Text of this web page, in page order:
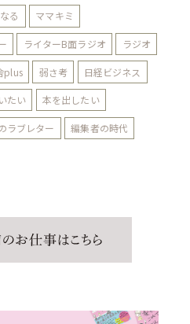
る ママキミ
ライターB面ラジオ ラジオ
plus 弱さ考 日経ビジネス
たい 本を出したい
ラブレター 編集者の時代